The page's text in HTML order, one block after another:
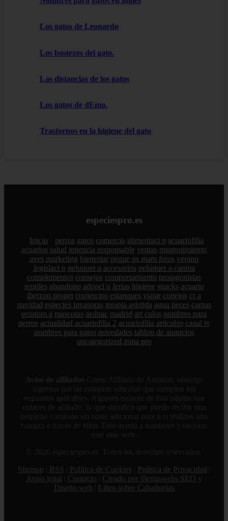
Los gatos de Leonardo
Los bostezos del gato.
Las distancias de los gatos
Los gatos de dEmo.
Trastornos en la higiene del gato
especiespro.es
Inicio perros gatos comercio alimentaci n acuariofilia
acuarios salud tenencia responsable ventas mantenimiento
aves marketing bienestar peque os mam feros verano
legislaci n peluquer a accesorios peluquer a canina
complementos consejos comportamiento protagonistas
reptiles abandono adopci n ferias higiene snacks acuario
iberzoo propet comercios estanques viajar conejos cr a
navidad especies invasoras terapia asistida agua peces camas
econom a mascotas aedpac madrid art culos nombres para
perros actualidad acuariofilia 2 acuariofilia articulos canal tv
nombres para gatos novedades tablon de anuncios
uncategorized zona pro
Aviso de afiliados Como Afiliado de Amazon, obtengo
ingresos por las compras adscritas que cumplen los
requisitos aplicables. Algunos enlaces de esta página son
enlaces de afiliado, lo que significa que puedo recibir una
pequeña comisión sin coste adicional para ti si realizas una
compra a través de ellos. Esto ayuda a mantener y mejorar
este sitio web.
© 2026 especiespro.es. Todos los derechos reservados.
Sitemap
RSS Política de Cookies Política de Privacidad
Aviso legal
Contacto
Creado por 0lemiswebs SEO y
Diseño web
Libro sobre Cabañuelas